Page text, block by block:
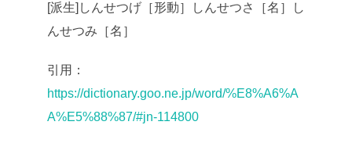
[派生]しんせつげ［形動］しんせつさ［名］し
んせつみ［名］
引用：
https://dictionary.goo.ne.jp/word/%E8%A6%A
A%E5%88%87/#jn-114800